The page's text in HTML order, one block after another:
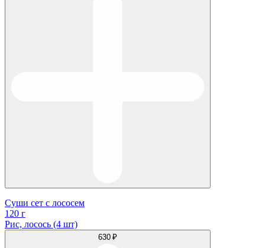
Суши сет с лососем
120 г
Рис, лосось (4 шт)
630 ₽